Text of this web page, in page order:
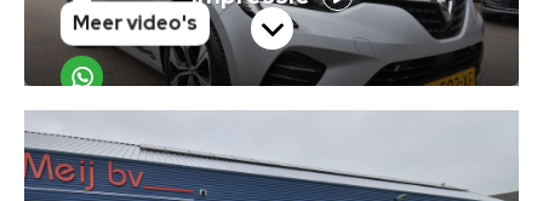
Werkplaats
Banden & velgen
Airco-onderhoud
Financiering
Verhuur